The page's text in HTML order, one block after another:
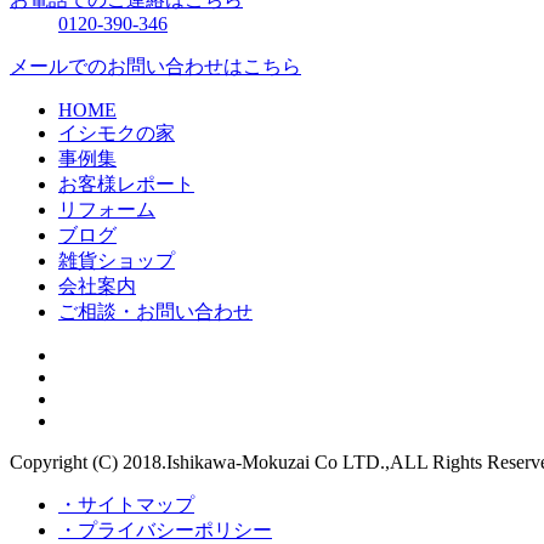
0120-390-346
メールでのお問い合わせはこちら
HOME
イシモクの家
事例集
お客様レポート
リフォーム
ブログ
雑貨ショップ
会社案内
ご相談・お問い合わせ
Copyright (C) 2018.Ishikawa-Mokuzai Co LTD.,ALL Rights
・サイトマップ
・プライバシーポリシー